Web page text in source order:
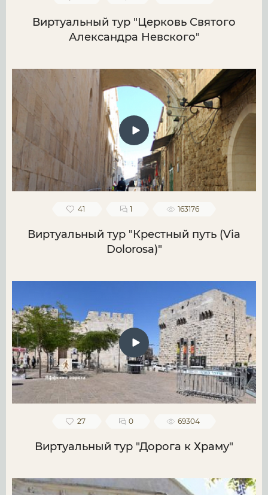
Виртуальный тур "Церковь Святого
Александра Невского"
41 1 163176
Виртуальный тур "Крестный путь (Via
Dolorosa)"
27 0 69304
Виртуальный тур "Дорога к Храму"